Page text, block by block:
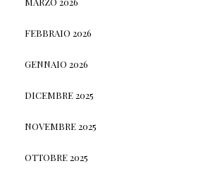
FEBBRAIO 2026
GENNAIO 2026
DICEMBRE 2025
NOVEMBRE 2025
OTTOBRE 2025